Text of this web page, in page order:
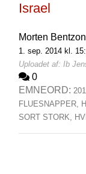
Israel
Morten
1. sep. 2014 kl.
Uploadet af: Ib
0
EMNEORD:
FLUESNAPPER,
SORT STORK,